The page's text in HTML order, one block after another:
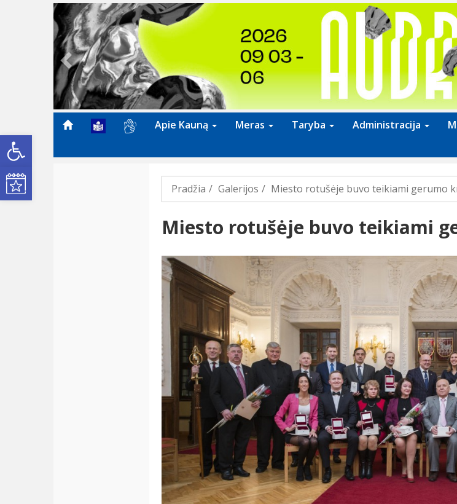
Open toolbar
Kultūros renginiai
Previous
Apie Kauną Meras Taryba Administracija
Pradžia Galerijos Miesto rotušėje buvo teikiami gerumo
Miesto rotušėje buvo teikiami